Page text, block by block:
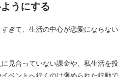
うにする
ぎて、生活の中心が恋愛にならない
見合っていない課金や、私生活を投